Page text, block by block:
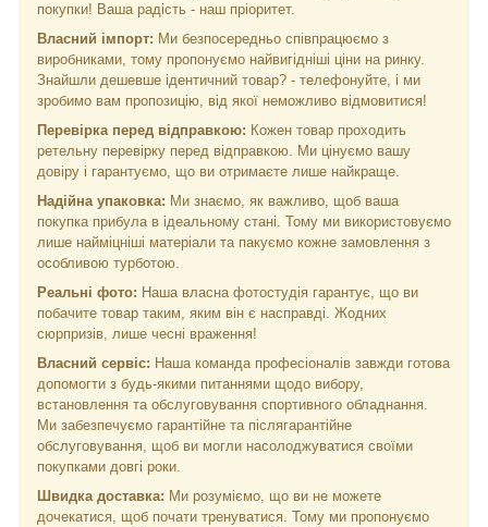
покупки! Ваша радість - наш пріоритет.
Власний імпорт: Ми безпосередньо співпрацюємо з
виробниками, тому пропонуємо найвигідніші ціни на ринку.
Знайшли дешевше ідентичний товар? - телефонуйте, і ми
зробимо вам пропозицію, від якої неможливо відмовитися!
Перевірка перед відправкою: Кожен товар проходить
ретельну перевірку перед відправкою. Ми цінуємо вашу
довіру і гарантуємо, що ви отримаєте лише найкраще.
Надійна упаковка: Ми знаємо, як важливо, щоб ваша
покупка прибула в ідеальному стані. Тому ми використовуємо
лише найміцніші матеріали та пакуємо кожне замовлення з
особливою турботою.
Реальні фото: Наша власна фотостудія гарантує, що ви
побачите товар таким, яким він є насправді. Жодних
сюрпризів, лише чесні враження!
Власний сервіс: Наша команда професіоналів завжди готова
допомогти з будь-якими питаннями щодо вибору,
встановлення та обслуговування спортивного обладнання.
Ми забезпечуємо гарантійне та післягарантійне
обслуговування, щоб ви могли насолоджуватися своїми
покупками довгі роки.
Швидка доставка: Ми розуміємо, що ви не можете
дочекатися, щоб почати тренуватися. Тому ми пропонуємо